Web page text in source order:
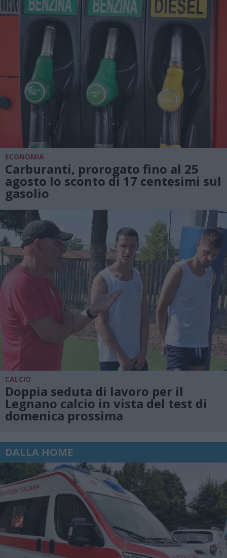
ECONOMIA
Carburanti, prorogato fino al 25
agosto lo sconto di 17 centesimi sul
gasolio
CALCIO
Doppia seduta di lavoro per il
Legnano calcio in vista del test di
domenica prossima
DALLA HOME